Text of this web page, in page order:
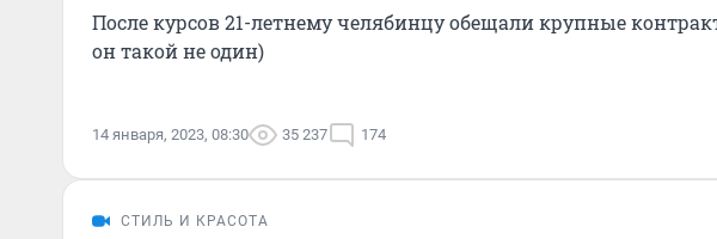
После курсов 21-летнему челябинцу обещали крупные
он такой не один)
14 января, 2023, 08:30 35 237 174
СТИЛЬ И КРАСОТА